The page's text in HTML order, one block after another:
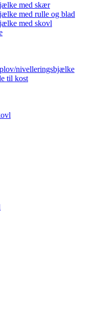
med skær
med rulle og blad
med skovl
nivelleringsbjælke
til kost